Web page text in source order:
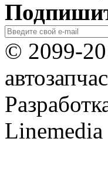
© 2099-
Linemedia